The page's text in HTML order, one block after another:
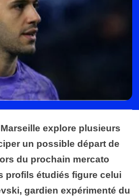
explore plusieurs
un possible départ de
du prochain mercato
profils étudiés figure celui
gardien expérimenté du